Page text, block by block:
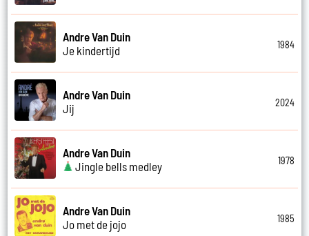
Andre Van Duin
Je kindertijd
1984
Andre Van Duin
Jij
2024
Andre Van Duin
Jingle bells medley
1978
Andre Van Duin
Jo met de jojo
1985